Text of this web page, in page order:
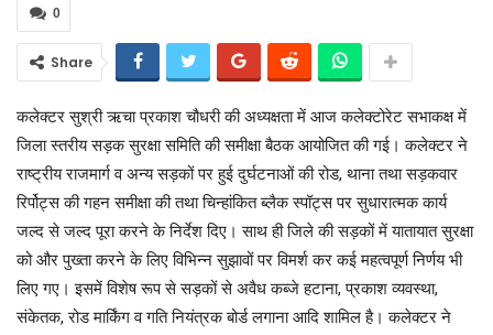
0
Share
कलेक्टर सुश्री ऋचा प्रकाश चौधरी की अध्यक्षता में आज कलेक्टोरेट सभाकक्ष में
जिला स्तरीय सड़क सुरक्षा समिति की समीक्षा बैठक आयोजित की गई। कलेक्टर ने
राष्ट्रीय राजमार्ग व अन्य सड़कों पर हुई दुर्घटनाओं की रोड, थाना तथा सड़कवार
रिर्पोट्स की गहन समीक्षा की तथा चिन्हांकित ब्लैक स्पॉट्स पर सुधारात्मक कार्य
जल्द से जल्द पूरा करने के निर्देश दिए। साथ ही जिले की सड़कों में यातायात सुरक्षा
को और पुख्ता करने के लिए विभिन्न सुझावों पर विमर्श कर कई महत्वपूर्ण निर्णय भी
लिए गए। इसमें विशेष रूप से सड़कों से अवैध कब्जे हटाना, प्रकाश व्यवस्था,
संकेतक, रोड मार्किंग व गति नियंत्रक बोर्ड लगाना आदि शामिल है। कलेक्टर ने